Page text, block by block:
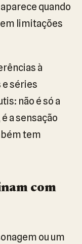
quando
limitações
à
e séries
não é só a
a sensação
tem
com
ou um